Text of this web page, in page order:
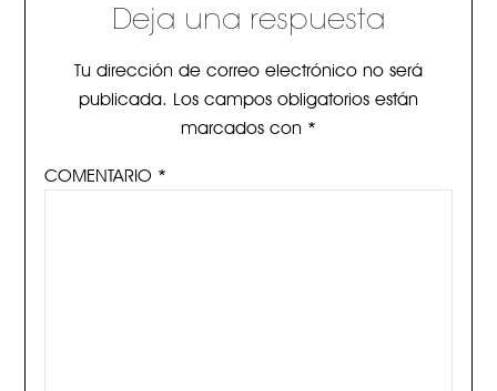
Deja una respuesta
Tu dirección de correo electrónico no será
publicada. Los campos obligatorios están
marcados con *
COMENTARIO *